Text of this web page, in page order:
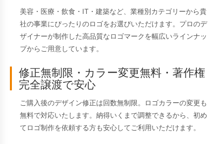
美容・医療・飲食・IT・建築など、業種別カテゴリーから貴
社の事業にぴったりのロゴをお選びいただけます。プロのデ
ザイナーが制作した高品質なロゴマークを幅広いラインナッ
プからご用意しています。
修正無制限・カラー変更無料・著作権
完全譲渡で安心
ご購入後のデザイン修正は回数無制限。ロゴカラーの変更も
無料で対応いたします。納得いくまで調整できるから、初め
てロゴ制作を依頼する方も安心してご利用いただけます。